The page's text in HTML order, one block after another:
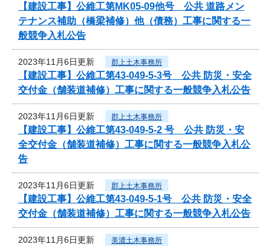
【建設工事】公維工第MK05-09他号 公共 道路メン
テナンス補助（橋梁補修）他（債務）工事に関する一
般競争入札公告
2023年11月6日更新 郡上土木事務所
【建設工事】公維工第43-049-5-3号 公共 防災・安全
交付金（舗装道補修）工事に関する一般競争入札公告
2023年11月6日更新 郡上土木事務所
【建設工事】公維工第43-049-5-2 号 公共 防災・安
全交付金（舗装道補修）工事に関する一般競争入札公
告
2023年11月6日更新 郡上土木事務所
【建設工事】公維工第43-049-5-1号 公共 防災・安全
交付金（舗装道補修）工事に関する一般競争入札公告
2023年11月6日更新 美濃土木事務所